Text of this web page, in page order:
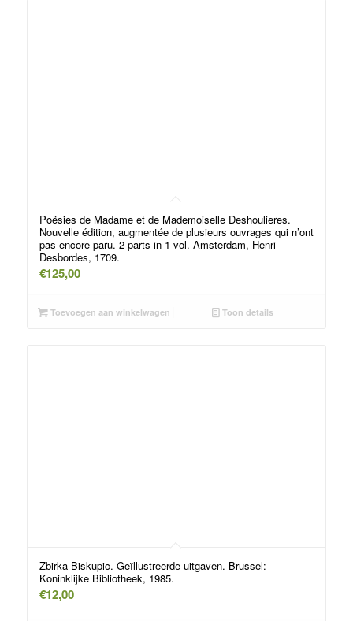
Poësies de Madame et de Mademoiselle Deshoulieres.
Nouvelle édition, augmentée de plusieurs ouvrages qui n’ont
pas encore paru. 2 parts in 1 vol. Amsterdam, Henri
Desbordes, 1709.
€125,00
Toevoegen aan winkelwagen Toon details
Zbirka Biskupic. Geïllustreerde uitgaven. Brussel:
Koninklijke Bibliotheek, 1985.
€12,00